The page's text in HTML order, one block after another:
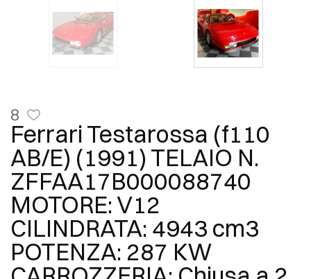
8
Ferrari Testarossa (f110
AB/E) (1991) TELAIO N.
ZFFAA17B000088740
MOTORE: V12
CILINDRATA: 4943 cm3
POTENZA: 287 KW